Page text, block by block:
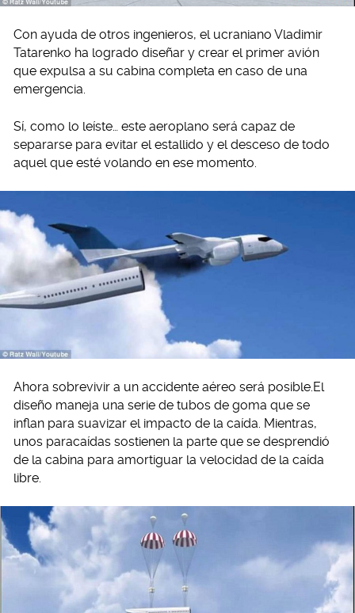
Con ayuda de otros ingenieros, el ucraniano Vladimir
Tatarenko ha logrado diseñar y crear el primer avión
que expulsa a su cabina completa en caso de una
emergencia.
Sí, como lo leíste… este aeroplano será capaz de
separarse para evitar el estallido y el desceso de todo
aquel que esté volando en ese momento.
Ahora sobrevivir a un accidente aéreo será posible.El
diseño maneja una serie de tubos de goma que se
inflan para suavizar el impacto de la caída. Mientras,
unos paracaídas sostienen la parte que se desprendió
de la cabina para amortiguar la velocidad de la caída
libre.